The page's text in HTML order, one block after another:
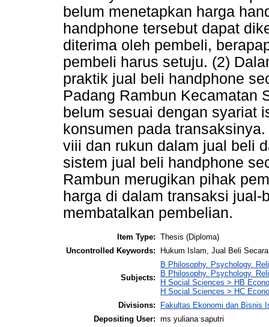
belum menetapkan harga
handphone tersebut dapat
diterima oleh pembeli,
pembeli harus setuju. (2)
praktik jual beli handphone
Padang Rambun Kecamatan
belum sesuai dengan syariat
konsumen pada
viii dan rukun dalam jual beli
sistem jual beli handphone
Rambun merugikan pihak
harga di dalam transaksi
membatalkan pembelian.
Item Type: Thesis (Diploma)
Uncontrolled Keywords:
Hukum Islam, Jual Beli
Subjects:
B Philosophy. Psychology.
B Philosophy. Psychology.
H Social Sciences > HB
H Social Sciences > HC
Divisions:
Fakultas Ekonomi dan Bisnis
Depositing User: ms yuliana saputri